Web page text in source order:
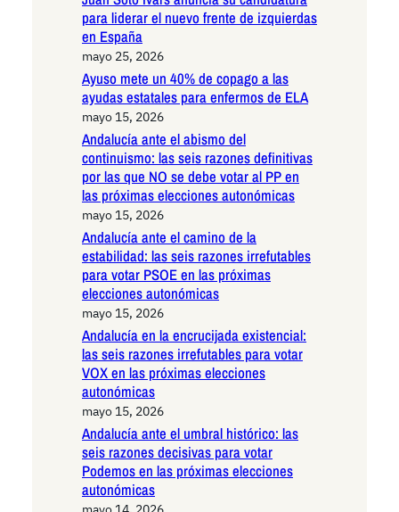
para liderar el nuevo frente de izquierdas
en España
mayo 25, 2026
Ayuso mete un 40% de copago a las
ayudas estatales para enfermos de ELA
mayo 15, 2026
Andalucía ante el abismo del
continuismo: las seis razones definitivas
por las que NO se debe votar al PP en
las próximas elecciones autonómicas
mayo 15, 2026
Andalucía ante el camino de la
estabilidad: las seis razones irrefutables
para votar PSOE en las próximas
elecciones autonómicas
mayo 15, 2026
Andalucía en la encrucijada existencial:
las seis razones irrefutables para votar
VOX en las próximas elecciones
autonómicas
mayo 15, 2026
Andalucía ante el umbral histórico: las
seis razones decisivas para votar
Podemos en las próximas elecciones
autonómicas